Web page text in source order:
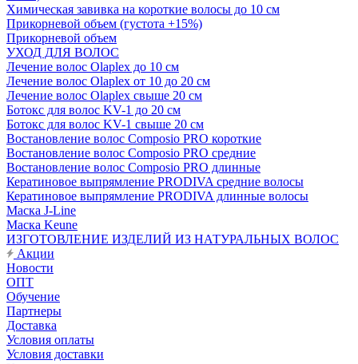
Химическая завивка на короткие волосы до 10 см
Прикорневой объем (густота +15%)
Прикорневой объем
УХОД ДЛЯ ВОЛОС
Лечение волос Olapleх до 10 см
Лечение волос Olapleх от 10 до 20 см
Лечение волос Olapleх свыше 20 см
Ботокс для волос KV-1 до 20 см
Ботокс для волос KV-1 свыше 20 см
Востановление волос Composio PRO короткие
Востановление волос Composio PRO средние
Востановление волос Composio PRO длинные
Кератиновое выпрямление PRODIVA средние волосы
Кератиновое выпрямление PRODIVA длинные волосы
Маска J-Line
Маска Keune
ИЗГОТОВЛЕНИЕ ИЗДЕЛИЙ ИЗ НАТУРАЛЬНЫХ ВОЛОС
Акции
Новости
ОПТ
Обучение
Партнеры
Доставка
Условия оплаты
Условия доставки